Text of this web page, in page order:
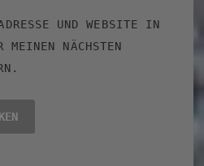
UND WEBSITE IN
MEINEN NÄCHSTEN